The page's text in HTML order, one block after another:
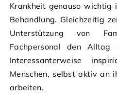
Krankheit genauso wichtig
Behandlung. Gleichzeitig
Unterstützung von
Fachpersonal den Alltag
Interessanterweise
Menschen, selbst aktiv an
arbeiten.